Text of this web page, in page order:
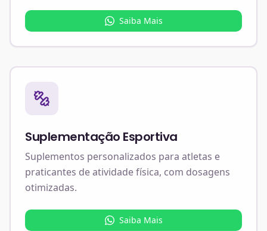
Saiba Mais
Suplementação Esportiva
Suplementos personalizados para atletas e
praticantes de atividade física, com dosagens
otimizadas.
Saiba Mais